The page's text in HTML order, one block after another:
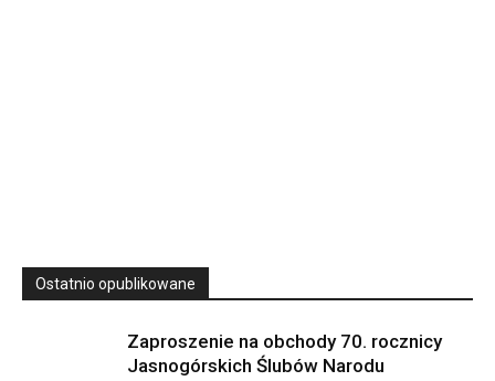
Ostatnio opublikowane
Zaproszenie na obchody 70. rocznicy
Jasnogórskich Ślubów Narodu